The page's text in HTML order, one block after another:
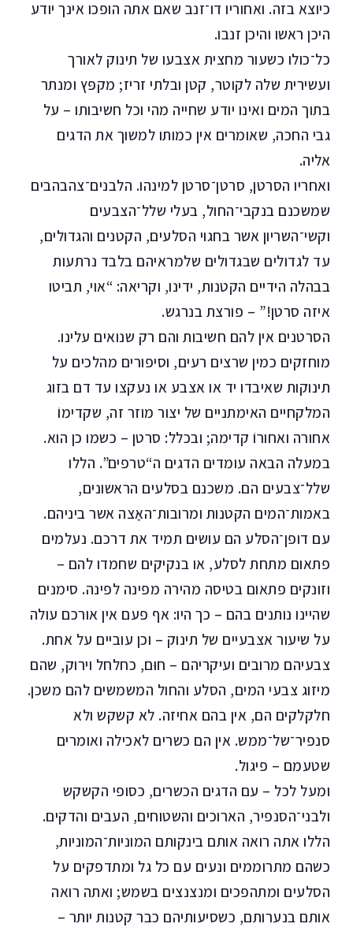
כיוצא בזה. ואחוריו דו־זנב שאם אתה הופכו אינך יודע
היכן ראשו והיכן זנבו.
כל־כולו כשעור מחצית אצבעו של תינוק לאורך
ועשירית שלה לקוטר, קטן ובלתי זריז; מקפּץ ומנתר
בתוך המים ואינו יודע שחייה מהי וכל חשיבותו – על
גבי החכה, שאומרים אין כמותו למשוך את הדגים
אליה.
ואחריו הסרטן, סרטן־סרטן למינהו. הלבנים־צהבהבים
שמשכנם בנקבי־החול, בעלי שלל־הצבעים
וקשי־השריון אשר בחגוי הסלעים, הקטנים והגדולים,
עד לגדולים שבגדולים שלמראיהם בלבד נרתעות
בבהלה הידיים הקטנות, ידינו, וקריאה: “אוי, תביטו
איזה סרטן!” – פורצת בנרגש.
הסרטנים אין להם חשיבות והם רק שנואים עלינו.
מוחזקים כמין שרצים רעים, וסיפורים מהלכים על
תינוקות שאיבדו יד או אצבע או נעקצו עד דם בזוג
המלקחיים האימתניים של יצור מוזר זה, שקדימוֹ
אחורה ואחורוֹ קדימה; ובכלל: סרטן – כשמו כן הוא.
במעלה הבאה עומדים הדגים ה“טרפים”. הללו
שלל־צבעים הם. משכנם בסלעים הראשונים,
באמות־המים הקטנות ומרובות־האַצה אשר ביניהם.
עם דופן־הסלע הם עושים תמיד את דרכם. נעלמים
פתאום מתחת לסלע, או בנקיקים שחמדו להם –
וזונקים פתאום בטיסה מהירה מפינה לפינה. סימנים
שהיינו נותנים בהם – כך היו: אף פעם אין אורכם עולה
על שיעור אצבעיים של תינוק – וכן עוביים על אחת.
צבעיהם מרובים ועיקריהם – חוּם, כחלחל וירוק, שהם
מיזוג צבעי המים, הסלע והחול המשמשים להם משכן.
חלקלקים הם, אין בהם אחיזה. לא קשקש ולא
סנפיר־של־ממש. אין הם כשרים לאכילה ואומרים
שטעמם – פיגול.
ומעל לכל – עם הדגים הכשרים, כסופי הקשקש
ולבני־הסנפיר, הארוכים והשטוחים, העבים והדקים.
הללו אתה רואה אותם בינקותם המוניות־המוניות,
כשהם מתרוממים ונעים עם כל גל ומתדפקים על
הסלעים ומתהפכים ומנצנצים בשמש; ואתה רואה
אותם בנערותם, כשסיעותיהם כבר קטנות יותר –